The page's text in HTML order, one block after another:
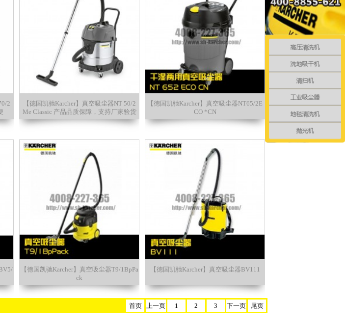
2
【德国凯驰Karcher】真空吸尘器NT 50/2
Me Classic 产品品质保障，支持厂家验货
【德国凯驰Karcher】真空吸尘器NT65/2E
CO *CN
【德国凯驰Karcher】真空吸尘器T9/1BpPa
ck
【德国凯驰Karcher】真空吸尘器BV111
首页 上一页 1 2 3 下一页 尾页